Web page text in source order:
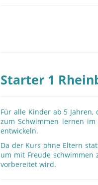
Starter 1
Für alle Kinder ab 5
zum Schwimmen lernen
entwickeln.
Da der Kurs ohne Eltern
um mit Freude schwimmen
vorbereitet wird.